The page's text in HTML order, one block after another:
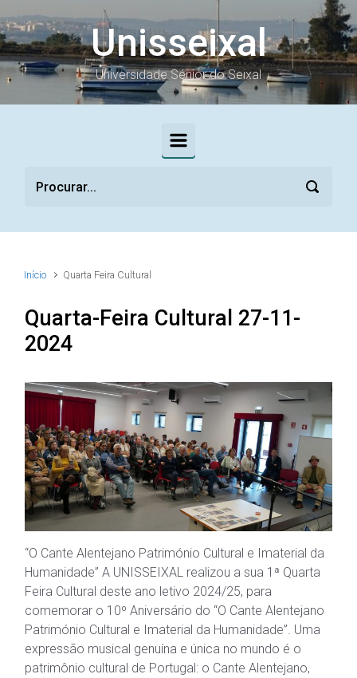
Skip to main content
Unisseixal
Universidade Sénior do Seixal
Início Quarta Feira Cultural
Quarta-Feira Cultural 27-11-
2024
“O Cante Alentejano Património Cultural e Imaterial da
Humanidade” A UNISSEIXAL realizou a sua 1ª Quarta
Feira Cultural deste ano letivo 2024/25, para
comemorar o 10º Aniversário do “O Cante Alentejano
Património Cultural e Imaterial da Humanidade”. Uma
expressão musical genuína e única no mundo é o
patrimônio cultural de Portugal: o Cante Alentejano,